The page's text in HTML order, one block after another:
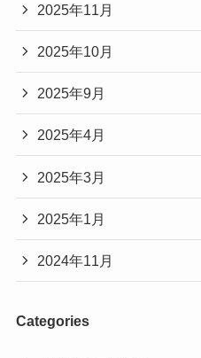
2025年11月
2025年10月
2025年9月
2025年4月
2025年3月
2025年1月
2024年11月
Categories